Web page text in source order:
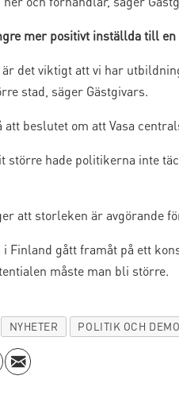
mer positivt inställda till en
är det viktigt att vi har
stad, säger Gästgivars.
att beslutet om att Vasa
större hade politikerna inte
att storleken är avgörande
i Finland gått framåt på ett
måste man bli större.
NYHETER POLITIK OCH